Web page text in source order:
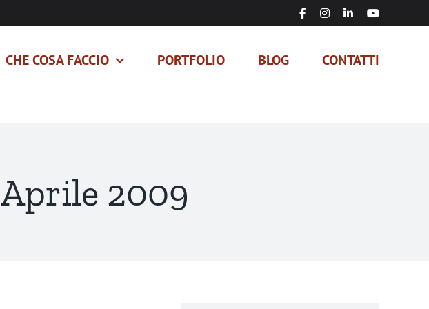
FacebookInstagram
LinkedInYouTube
CHE COSA FACCIO PORTFOLIO BLOG CONTATTI
Aprile 2009